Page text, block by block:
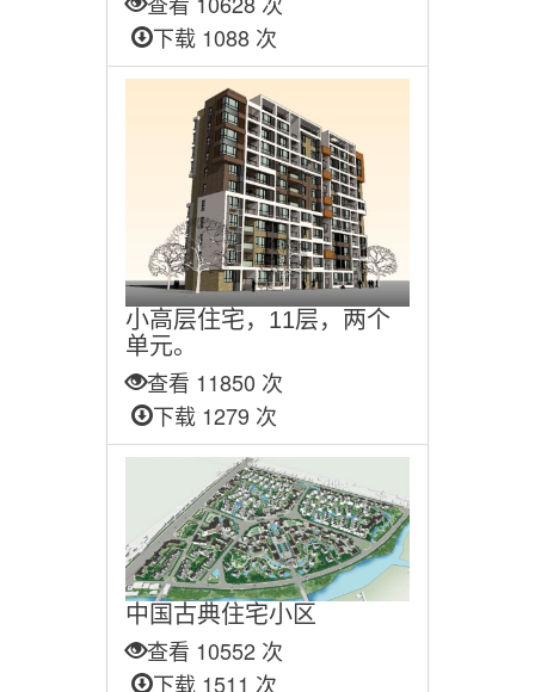
下载 1088 次
小高层住宅，11层，两个
单元。
查看 11850 次
下载 1279 次
中国古典住宅小区
查看 10552 次
下载 1511 次